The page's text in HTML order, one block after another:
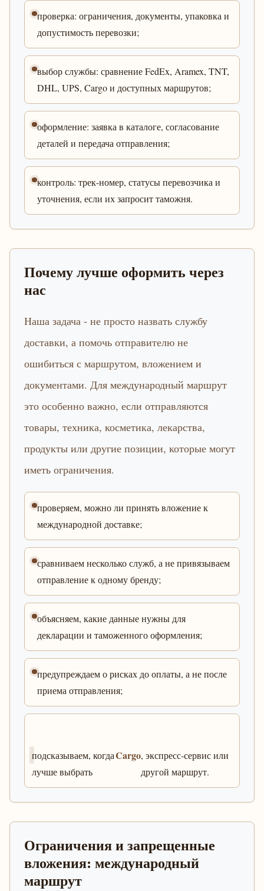
проверка: ограничения, документы, упаковка и
допустимость перевозки;
выбор службы: сравнение FedEx, Aramex, TNT,
DHL, UPS, Cargo и доступных маршрутов;
оформление: заявка в каталоге, согласование
деталей и передача отправления;
контроль: трек-номер, статусы перевозчика и
уточнения, если их запросит таможня.
Почему лучше оформить через
нас
Наша задача - не просто назвать службу
доставки, а помочь отправителю не
ошибиться с маршрутом, вложением и
документами. Для международный маршрут
это особенно важно, если отправляются
товары, техника, косметика, лекарства,
продукты или другие позиции, которые могут
иметь ограничения.
проверяем, можно ли принять вложение к
международной доставке;
сравниваем несколько служб, а не привязываем
отправление к одному бренду;
объясняем, какие данные нужны для
декларации и таможенного оформления;
предупреждаем о рисках до оплаты, а не после
приема отправления;
подсказываем, когда
лучше выбрать
Cargo, экспресс-сервис или
другой маршрут.
Ограничения и запрещенные
вложения: международный
маршрут